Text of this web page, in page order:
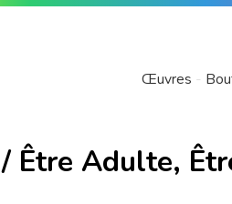
Œuvres
/ Être Adulte,